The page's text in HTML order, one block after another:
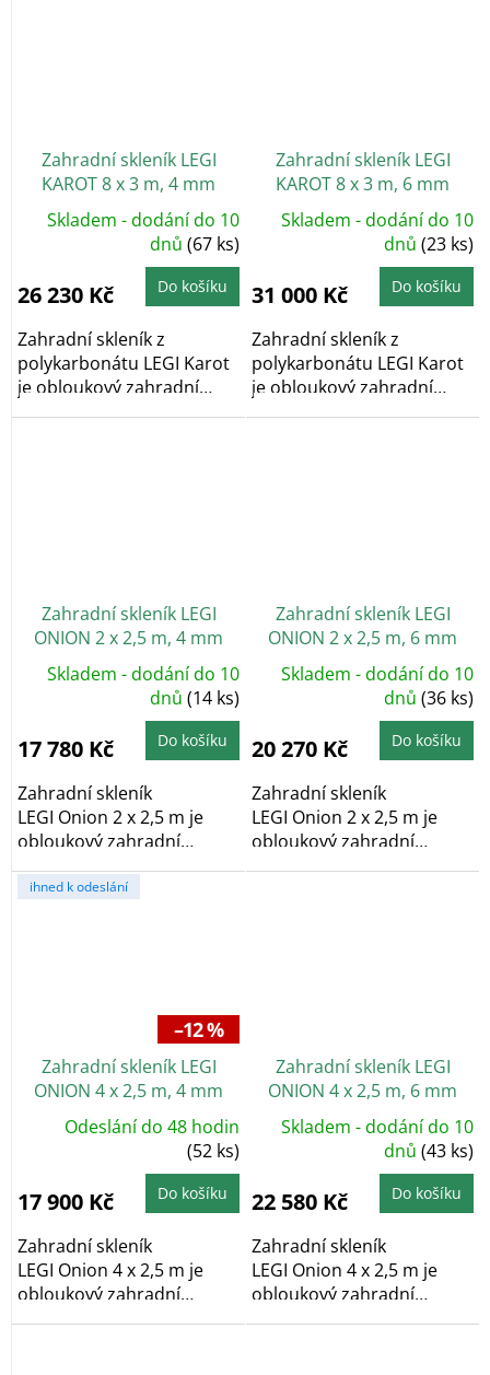
Zahradní skleník LEGI
KAROT 8 x 3 m, 4 mm
Skladem - dodání do 10
dnů (67 ks)
26 230 Kč Do košíku
Zahradní skleník z
polykarbonátu LEGI Karot
je obloukový zahradní
skleník, který díky...
Zahradní skleník LEGI
KAROT 8 x 3 m, 6 mm
Skladem - dodání do 10
dnů (23 ks)
31 000 Kč Do košíku
Zahradní skleník z
polykarbonátu LEGI Karot
je obloukový zahradní
skleník, který díky...
Zahradní skleník LEGI
ONION 2 x 2,5 m, 4 mm
Skladem - dodání do 10
dnů (14 ks)
17 780 Kč Do košíku
Zahradní skleník
LEGI Onion 2 x 2,5 m je
obloukový zahradní
skleník, který díky...
Zahradní skleník LEGI
ONION 2 x 2,5 m, 6 mm
Skladem - dodání do 10
dnů (36 ks)
20 270 Kč Do košíku
Zahradní skleník
LEGI Onion 2 x 2,5 m je
obloukový zahradní
skleník, který díky...
ihned k odeslání
–12 %
Zahradní skleník LEGI
ONION 4 x 2,5 m, 4 mm
Odeslání do 48 hodin
(52 ks)
17 900 Kč Do košíku
Zahradní skleník
LEGI Onion 4 x 2,5 m je
obloukový zahradní
skleník, který díky...
Zahradní skleník LEGI
ONION 4 x 2,5 m, 6 mm
Skladem - dodání do 10
dnů (43 ks)
22 580 Kč Do košíku
Zahradní skleník
LEGI Onion 4 x 2,5 m je
obloukový zahradní
skleník, který díky...